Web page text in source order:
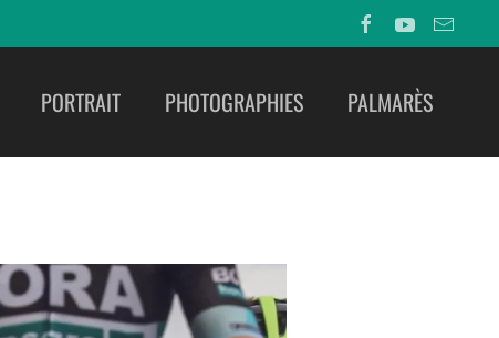
PORTRAIT PHOTOGRAPHIES PALMARÈS